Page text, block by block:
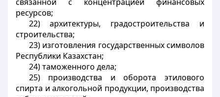
ресурсов;
22) архитектуры, градостроительства и
строительства;
23) изготовления государственных символов
Республики Казахстан;
24) таможенного дела;
25) производства и оборота этилового
спирта и алкогольной продукции, производства